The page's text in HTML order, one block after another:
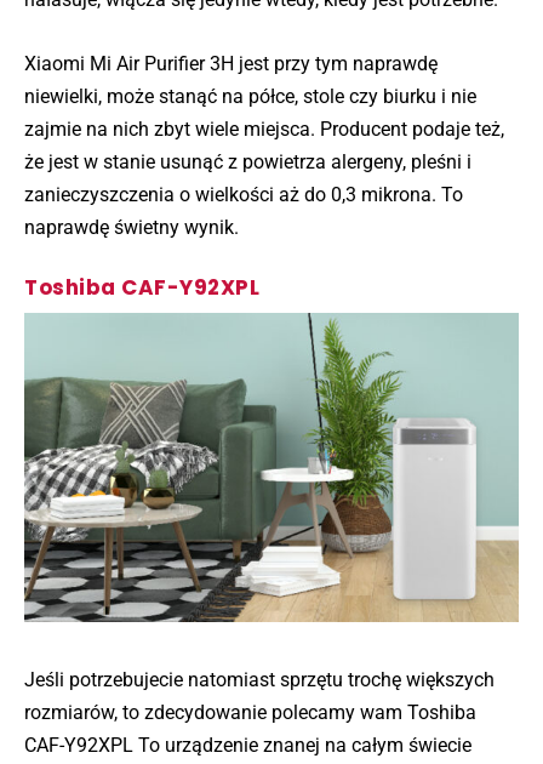
Xiaomi Mi Air Purifier 3H jest przy tym naprawdę
niewielki, może stanąć na półce, stole czy biurku i nie
zajmie na nich zbyt wiele miejsca. Producent podaje też,
że jest w stanie usunąć z powietrza alergeny, pleśni i
zanieczyszczenia o wielkości aż do 0,3 mikrona. To
naprawdę świetny wynik.
Toshiba CAF-Y92XPL
Jeśli potrzebujecie natomiast sprzętu trochę większych
rozmiarów, to zdecydowanie polecamy wam Toshiba
CAF-Y92XPL To urządzenie znanej na całym świecie